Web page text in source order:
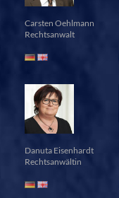
Carsten Oehlmann
Rechtsanwalt
Danuta Eisenhardt
Rechtsanwältin